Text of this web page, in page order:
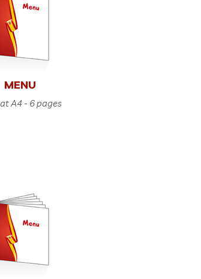
MENU
A4 - 6 pages